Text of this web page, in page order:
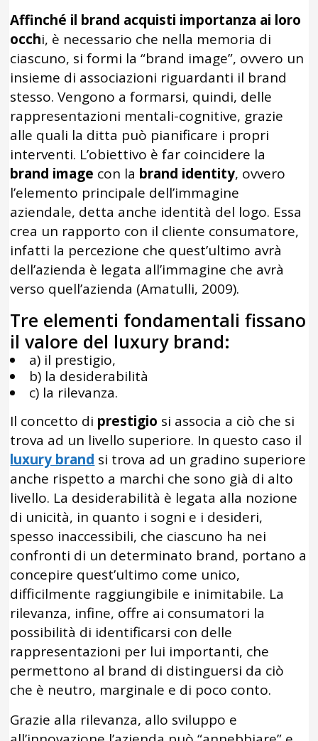
Affinché il brand acquisti importanza ai loro
occhi, è necessario che nella memoria di
ciascuno, si formi la “brand image”, ovvero un
insieme di associazioni riguardanti il brand
stesso. Vengono a formarsi, quindi, delle
rappresentazioni mentali-cognitive, grazie
alle quali la ditta può pianificare i propri
interventi. L’obiettivo è far coincidere la
brand image con la brand identity, ovvero
l’elemento principale dell’immagine
aziendale, detta anche identità del logo. Essa
crea un rapporto con il cliente consumatore,
infatti la percezione che quest’ultimo avrà
dell’azienda è legata all’immagine che avrà
verso quell’azienda (Amatulli, 2009).
Tre elementi fondamentali fissano
il valore del luxury brand:
a) il prestigio,
b) la desiderabilità
c) la rilevanza.
Il concetto di prestigio si associa a ciò che si
trova ad un livello superiore. In questo caso il
luxury brand si trova ad un gradino superiore
anche rispetto a marchi che sono già di alto
livello. La desiderabilità è legata alla nozione
di unicità, in quanto i sogni e i desideri,
spesso inaccessibili, che ciascuno ha nei
confronti di un determinato brand, portano a
concepire quest’ultimo come unico,
difficilmente raggiungibile e inimitabile. La
rilevanza, infine, offre ai consumatori la
possibilità di identificarsi con delle
rappresentazioni per lui importanti, che
permettono al brand di distinguersi da ciò
che è neutro, marginale e di poco conto.
Grazie alla rilevanza, allo sviluppo e